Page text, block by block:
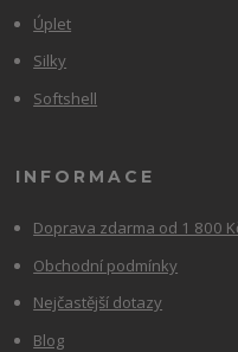
Úplet
Silky
Softshell
INFORMACE
Doprava zdarma od 1 800
Obchodní podmínky
Nejčastější dotazy
Blog